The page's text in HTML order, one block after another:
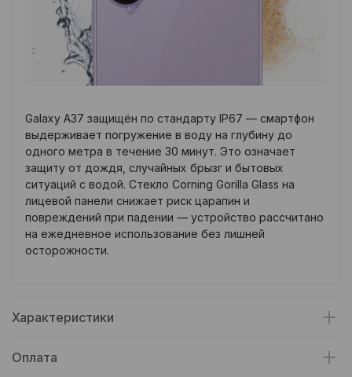
Galaxy A37 защищён по стандарту IP67 — смартфон
выдерживает погружение в воду на глубину до
одного метра в течение 30 минут. Это означает
защиту от дождя, случайных брызг и бытовых
ситуаций с водой. Стекло Corning Gorilla Glass на
лицевой панели снижает риск царапин и
повреждений при падении — устройство рассчитано
на ежедневное использование без лишней
осторожности.
Характеристики
Оплата